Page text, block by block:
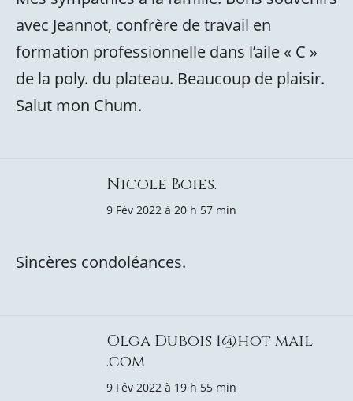
avec Jeannot, confrère de travail en
formation professionnelle dans l’aile « C »
de la poly. du plateau. Beaucoup de plaisir.
Salut mon Chum.
Nicole Boies.
9 Fév 2022 à 20 h 57 min
Sincères condoléances.
Olga Dubois 1@hot mail
.com
9 Fév 2022 à 19 h 55 min